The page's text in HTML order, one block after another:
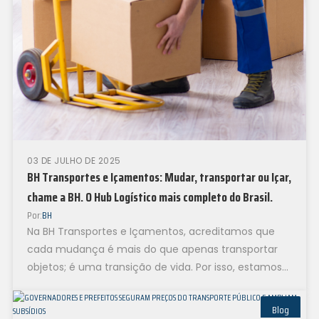
BH Transportes e Içamentos: Mudar, transportar ou Içar,
chame a BH. O Hub Logístico mais completo do Brasil.
03 DE JULHO DE 2025
Por:BH
Na BH Transportes e Içamentos, acreditamos que
cada mudança é mais do que apenas transportar
objetos; é uma transição de vida. Por isso, estamos
Blog